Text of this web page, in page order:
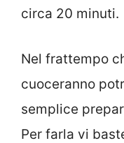
circa 20 minuti.
Nel frattempo
cuoceranno
semplice
Per farla vi